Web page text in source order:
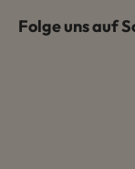
Folge uns auf